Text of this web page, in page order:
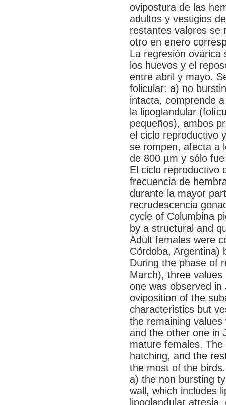
ovipostura de las
adultos y vestigios
restantes valores se
otro en enero
La regresión ovárica
los huevos y el
entre abril y mayo.
folicular: a) no
intacta, comprende
la lipoglandular
pequeños), ambos
el ciclo reproductivo
se rompen, afecta a
de 800 µm y sólo
El ciclo reproductivo
frecuencia de
durante la mayor
recrudescencia
cycle of Columbina
by a structural and
Adult females were
Córdoba,
During the phase of
March), three
one was observed
oviposition of the
characteristics but
the remaining
and the other one in
mature females.
hatching, and the
the most of the
a) the non bursting
wall, which includes
lipoglandular